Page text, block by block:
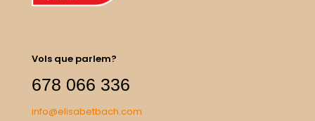
Vols que parlem?
678 066 336
info@elisabetbach.com